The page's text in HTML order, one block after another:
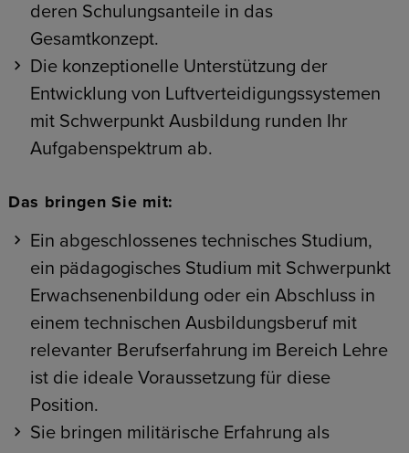
deren Schulungsanteile in das
Gesamtkonzept.
Die konzeptionelle Unterstützung der
Entwicklung von Luftverteidigungssystemen
mit Schwerpunkt Ausbildung runden Ihr
Aufgabenspektrum ab.
Das bringen Sie mit:
Ein abgeschlossenes technisches Studium,
ein pädagogisches Studium mit Schwerpunkt
Erwachsenenbildung oder ein Abschluss in
einem technischen Ausbildungsberuf mit
relevanter Berufserfahrung im Bereich Lehre
ist die ideale Voraussetzung für diese
Position.
Sie bringen militärische Erfahrung als